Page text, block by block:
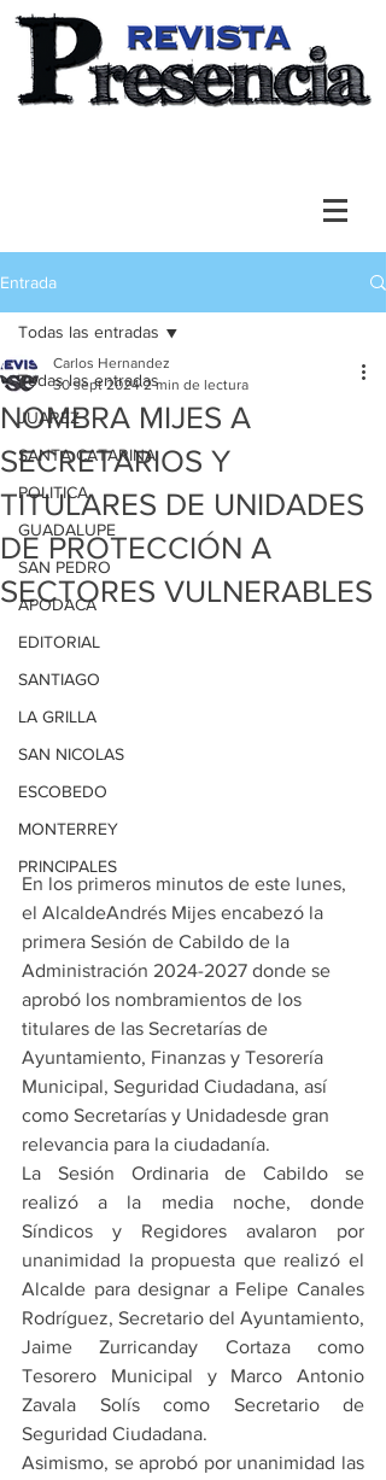
Entrada
Todas las entradas
JUAREZ
SANTA CATARINA
POLITICA
GUADALUPE
SAN PEDRO
APODACA
EDITORIAL
SANTIAGO
LA GRILLA
SAN NICOLAS
ESCOBEDO
MONTERREY
PRINCIPALES
Todas las entradas
NOMBRA MIJES A
SECRETARIOS Y
TITULARES DE UNIDADES
DE PROTECCIÓN A
SECTORES VULNERABLES
Carlos Hernandez
30 sept 2024 2 min de lectura
En los primeros minutos de este lunes,
el AlcaldeAndrés Mijes encabezó la
primera Sesión de Cabildo de la
Administración 2024-2027 donde se
aprobó los nombramientos de los
titulares de las Secretarías de
Ayuntamiento, Finanzas y Tesorería
Municipal, Seguridad Ciudadana, así
como Secretarías y Unidadesde gran
relevancia para la ciudadanía.
La Sesión Ordinaria de Cabildo se
realizó a la media noche, donde
Síndicos y Regidores avalaron por
unanimidad la propuesta que realizó el
Alcalde para designar a Felipe Canales
Rodríguez, Secretario del Ayuntamiento,
Jaime Zurricanday Cortaza como
Tesorero Municipal y Marco Antonio
Zavala Solís como Secretario de
Seguridad Ciudadana.
Asimismo, se aprobó por unanimidad las